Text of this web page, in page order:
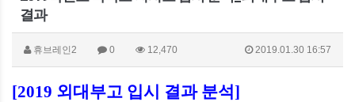
결과
휴브레인2 0 12,470 2019.01.30 16:57
[2019 외대부고 입시 결과 분석]